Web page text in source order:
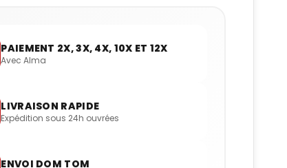
PAIEMENT 2X, 3X, 4X, 10X ET 12X
Avec Alma
LIVRAISON RAPIDE
Expédition sous 24h ouvrées
ENVOI DOM TOM